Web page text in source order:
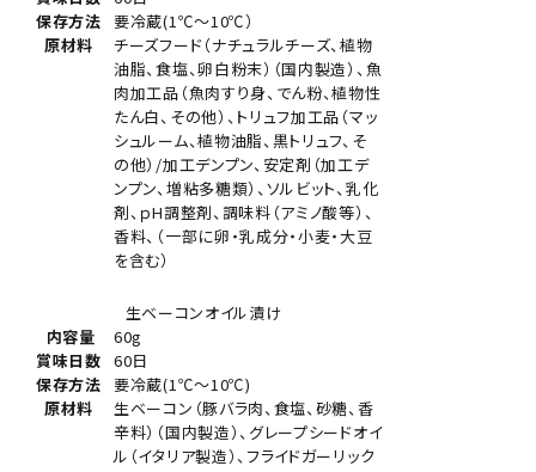
保存方法
要冷蔵(1℃～10℃）
原材料
チーズフード（ナチュラルチーズ、植物
油脂、食塩、卵白粉末）（国内製造）、魚
肉加工品（魚肉すり身、でん粉、植物性
たん白、その他）、トリュフ加工品（マッ
シュルーム、植物油脂、黒トリュフ、そ
の他）/加工デンプン、安定剤（加工デ
ンプン、増粘多糖類）、ソルビット、乳化
剤、ｐH調整剤、調味料（アミノ酸等）、
香料、（一部に卵・乳成分・小麦・大豆
を含む）
生ベーコンオイル漬け
内容量
60g
賞味日数 60日
保存方法
要冷蔵(1℃～10℃)
原材料
生ベーコン（豚バラ肉、食塩、砂糖、香
辛料）（国内製造）、グレープシードオイ
ル（イタリア製造）、フライドガーリック